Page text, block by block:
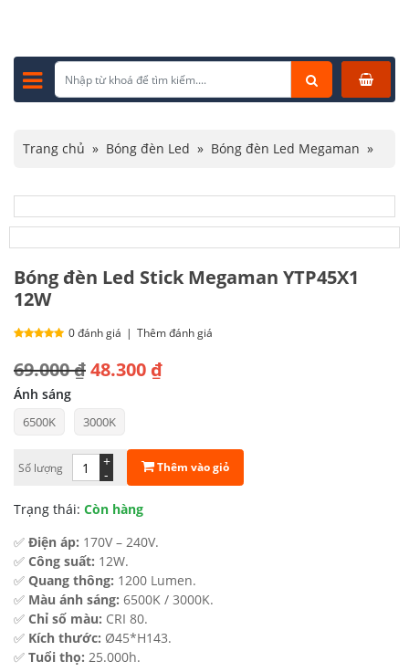
Trang chủ » Bóng đèn Led » Bóng đèn Led Megaman »
Bóng đèn Led Stick Megaman YTP45X1
12W
0 đánh giá | Thêm đánh giá
69.000₫
Giá
gốc
là:
69.000 ₫.
48.300 ₫
Giá
hiện
tại
48.300 ₫.
Ánh sáng
6500K 3000K
Số lượng -
+ Thêm vào giỏ
Trạng thái: Còn hàng
✅ Điện áp: 170V – 240V.
✅ Công suất: 12W.
✅ Quang thông: 1200 Lumen.
✅ Màu ánh sáng: 6500K / 3000K.
✅ Chỉ số màu: CRI 80.
✅ Kích thước: Ø45*H143.
✅ Tuổi thọ: 25.000h.